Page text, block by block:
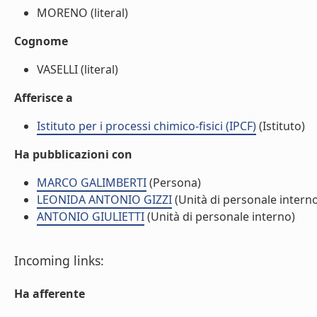
MORENO (literal)
Cognome
VASELLI (literal)
Afferisce a
Istituto per i processi chimico-fisici (IPCF)(Istituto)
Ha pubblicazioni con
MARCO GALIMBERTI(Persona)
LEONIDA ANTONIO GIZZI(Unità di personale
ANTONIO GIULIETTI(Unità di personale interno)
Incoming links:
Ha afferente